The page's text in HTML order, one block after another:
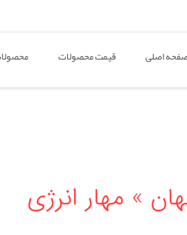
اصلی قیمت محصولات
» مهار انرژی